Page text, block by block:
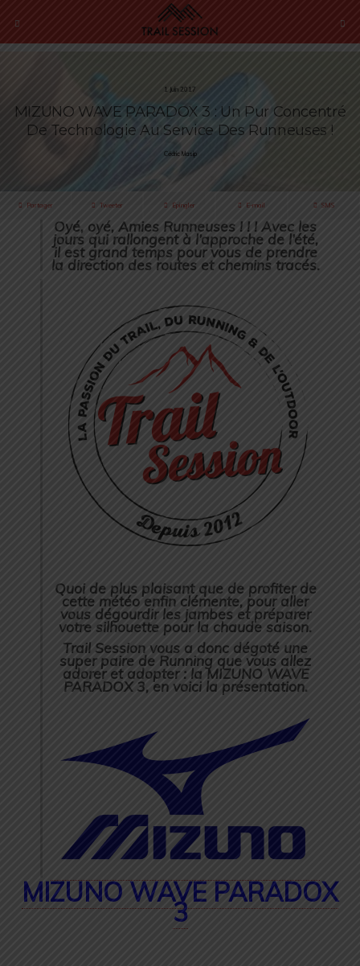
1 Juin 2017
MIZUNO WAVE PARADOX 3 : Un Pur Concentré
De Technologie Au Service Des Runneuses !
Cédric Masip
Partager Tweeter Épingler E-mail SMS
Oyé, oyé, Amies Runneuses ! ! ! Avec les
jours qui rallongent à l’approche de l’été,
il est grand temps pour vous de prendre
la direction des routes et chemins tracés.
Quoi de plus plaisant que de profiter de
cette météo enfin clémente, pour aller
vous dégourdir les jambes et préparer
votre silhouette pour la chaude saison.
Trail Session vous a donc dégoté une
super paire de Running que vous allez
adorer et adopter : la MIZUNO WAVE
PARADOX 3, en voici la présentation.
MIZUNO WAVE PARADOX
3